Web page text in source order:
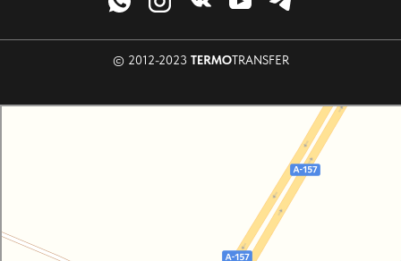
© 2012-2023 TERMOTRANSFER